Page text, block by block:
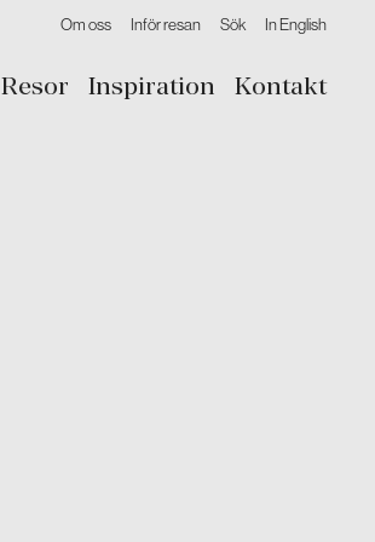
Om oss Inför resan Sök In English
Resor Inspiration Kontakt